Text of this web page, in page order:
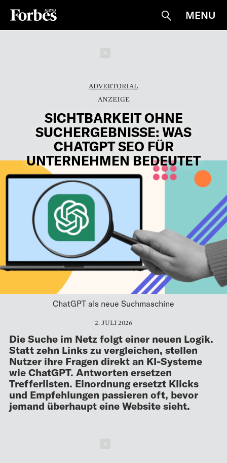
Suche
MENU
ADVERTORIAL
SICHTBARKEIT OHNE
SUCHERGEBNISSE: WAS
CHATGPT SEO FÜR
UNTERNEHMEN BEDEUTET
ChatGPT als neue Suchmaschine
2. JULI 2026
Die Suche im Netz folgt einer neuen Logik.
Statt zehn Links zu vergleichen, stellen
Nutzer ihre Fragen direkt an KI-Systeme
wie ChatGPT. Antworten ersetzen
Trefferlisten. Einordnung ersetzt Klicks
und Empfehlungen passieren oft, bevor
jemand überhaupt eine Website sieht.